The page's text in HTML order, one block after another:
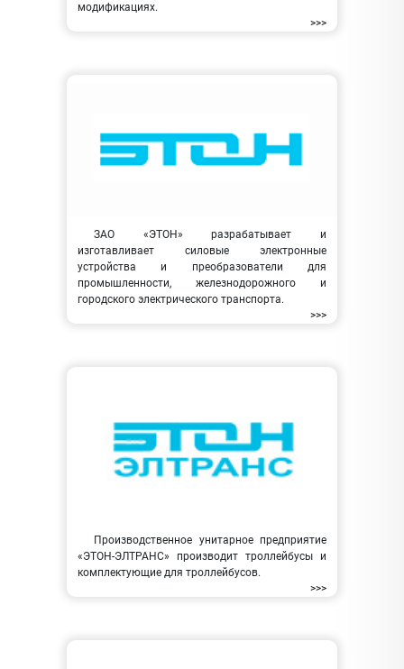
модификациях.
>>>
ЗАО «ЭТОН» разрабатывает и
изготавливает силовые электронные
устройства и преобразователи для
промышленности, железнодорожного и
городского электрического транспорта.
>>>
Производственное унитарное предприятие
«ЭТОН-ЭЛТРАНС» производит троллейбусы и
комплектующие для троллейбусов.
>>>